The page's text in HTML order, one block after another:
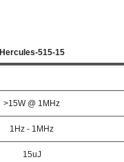
Hercules-515-15
>15W @ 1MHz
1Hz - 1MHz
15uJ